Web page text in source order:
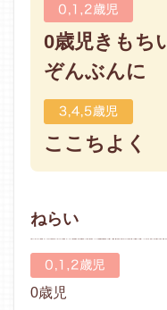
0歳児きも
ぞんぶんに
ここちよく
ねらい
0歳児